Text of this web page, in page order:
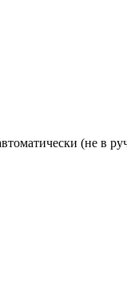
(не в